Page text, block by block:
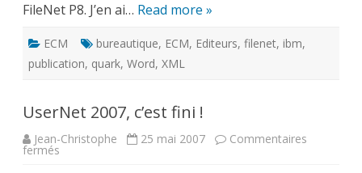
FileNet P8. J’en ai… Read more »
ECM bureautique, ECM, Editeurs, filenet, ibm,
publication, quark, Word, XML
UserNet 2007, c’est fini !
Jean-Christophe 25 mai 2007 Commentaires
fermés